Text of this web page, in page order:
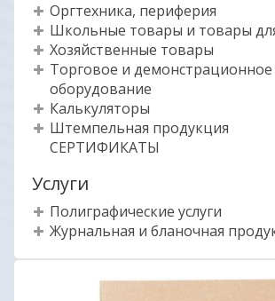
Оргтехника, периферия
Школьные товары и товары
Хозяйственные товары
Торговое и демонстрационное
оборудование
Калькуляторы
Штемпельная продукция
СЕРТИФИКАТЫ
Услуги
Полиграфические услуги
Журнальная и бланочная